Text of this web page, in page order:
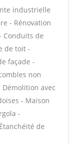
industrielle
- Rénovation
Conduits de
de toit -
façade -
non
avec
- Maison
-
de